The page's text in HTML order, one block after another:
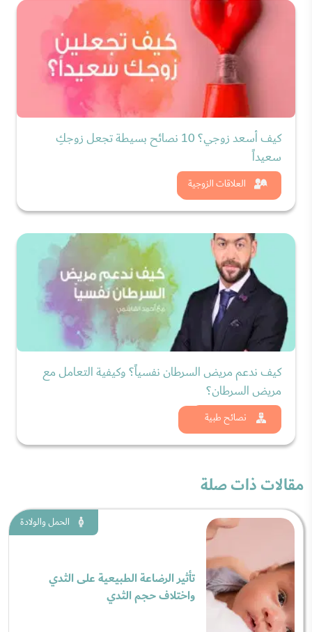
العلاقات الزوجية
كيف أسعد زوجي؟ 10 نصائح بسيطة تجعل زوجكِ
سعيداً
شاهد الان
نصائح طبية
كيف ندعم مريض السرطان نفسياً؟ وكيفية التعامل مع
مريض السرطان؟
شاهد الان
مقالات ذات صلة
الحمل والولادة
تأثير الرضاعة الطبيعية على الثدي
واختلاف حجم الثدي